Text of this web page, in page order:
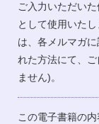
ご入力いただい
として使用いた
は、各メルマガ
れた方法にて、
ません)。
この電子書籍の